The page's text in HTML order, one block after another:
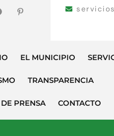
EL MUNICIPIO
TRANSPARENCIA
PRENSA CONTACTO